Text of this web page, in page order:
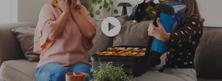
play_circle